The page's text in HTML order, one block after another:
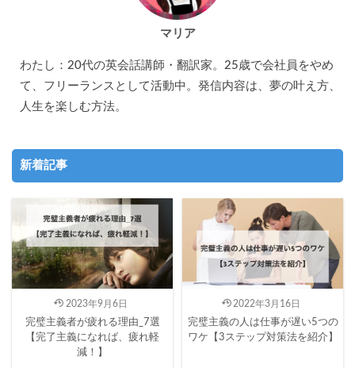
マリア
わたし：20代の英会話講師・翻訳家。25歳で会社員をやめ
て、フリーランスとして活動中。発信内容は、夢の叶え方、
人生を楽しむ方法。
新着記事
2023年9月6日
完璧主義者が疲れる理由_7選
【完了主義になれば、疲れ軽
減！】
2022年3月16日
完璧主義の人は仕事が遅い5つの
ワケ【3ステップ対策法を紹介】